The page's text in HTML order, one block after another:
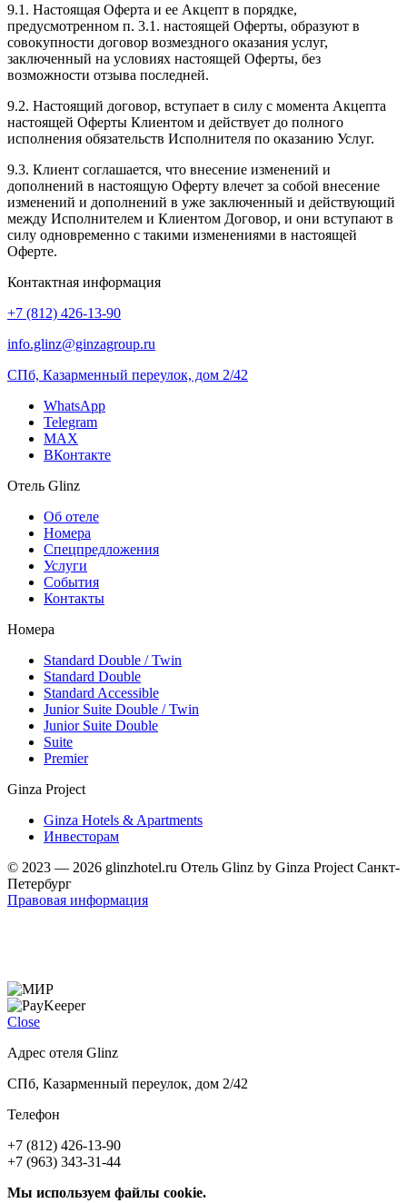
9.1. Настоящая Оферта и ее Акцепт в порядке,
предусмотренном п. 3.1. настоящей Оферты, образуют в
совокупности договор возмездного оказания услуг,
заключенный на условиях настоящей Оферты, без
возможности отзыва последней.
9.2. Настоящий договор, вступает в силу с момента Акцепта
настоящей Оферты Клиентом и действует до полного
исполнения обязательств Исполнителя по оказанию Услуг.
9.3. Клиент соглашается, что внесение изменений и
дополнений в настоящую Оферту влечет за собой внесение
изменений и дополнений в уже заключенный и действующий
между Исполнителем и Клиентом Договор, и они вступают в
силу одновременно с такими изменениями в настоящей
Оферте.
Контактная информация
+7 (812) 426-13-90
info.glinz@ginzagroup.ru
СПб, Казарменный переулок, дом 2/42
WhatsApp
Telegram
MAX
ВКонтакте
Отель Glinz
Об отеле
Номера
Спецпредложения
Услуги
События
Контакты
Номера
Standard Double / Twin
Standard Double
Standard Accessible
Junior Suite Double / Twin
Junior Suite Double
Suite
Premier
Ginza Project
Ginza Hotels & Apartments
Инвесторам
© 2023 — 2026 glinzhotel.ru Отель Glinz by Ginza Project Санкт-
Петербург
Правовая информация
Close
Адрес отеля Glinz
СПб, Казарменный переулок, дом 2/42
Телефон
+7 (812) 426-13-90
+7 (963) 343-31-44
Мы используем файлы cookie.